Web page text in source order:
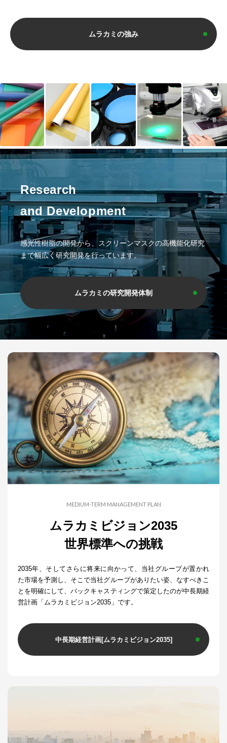
ムラカミの強み
Research
and Development
感光性樹脂の開発から、スクリーンマスクの高機能化研究
まで幅広く研究開発を行っています。
ムラカミの研究開発体制
MEDIUM-TERM MANAGEMENT PLAN
ムラカミビジョン2035
世界標準への挑戦
2035年、そしてさらに将来に向かって、当社グループが置かれ
た市場を予測し、そこで当社グループがありたい姿、なすべきこ
とを明確にして、バックキャスティングで策定したのが中長期経
営計画「ムラカミビジョン2035」です。
中長期経営計画[ムラカミビジョン2035]